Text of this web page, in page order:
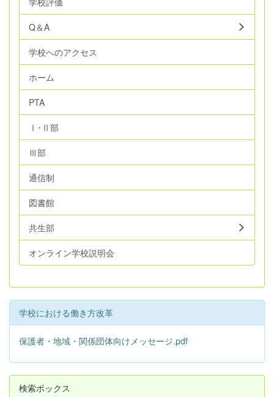
Q＆A
学校へのアクセス
ホーム
PTA
Ⅰ･Ⅱ部
Ⅲ部
通信制
図書館
共生部
オンライン学校説明会
学校における働き方改革
保護者・地域・関係団体向けメッセージ.pdf
検索ボックス